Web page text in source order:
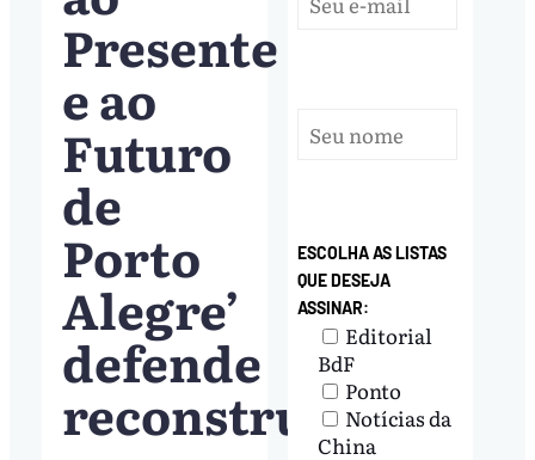
Presente
e ao
Futuro
de
Porto
Alegre’
defende
reconstrução
ESCOLHA AS LISTAS
QUE DESEJA
ASSINAR:
Editorial
BdF
Ponto
Notícias da
China